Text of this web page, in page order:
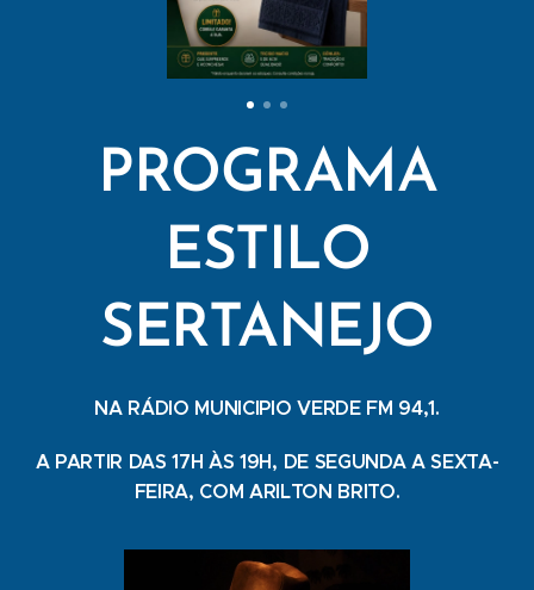
PROGRAMA
ESTILO
SERTANEJO
NA RÁDIO MUNICIPIO VERDE FM 94,1.
A PARTIR DAS 17H ÀS 19H, DE SEGUNDA A SEXTA-
FEIRA, COM ARILTON BRITO.